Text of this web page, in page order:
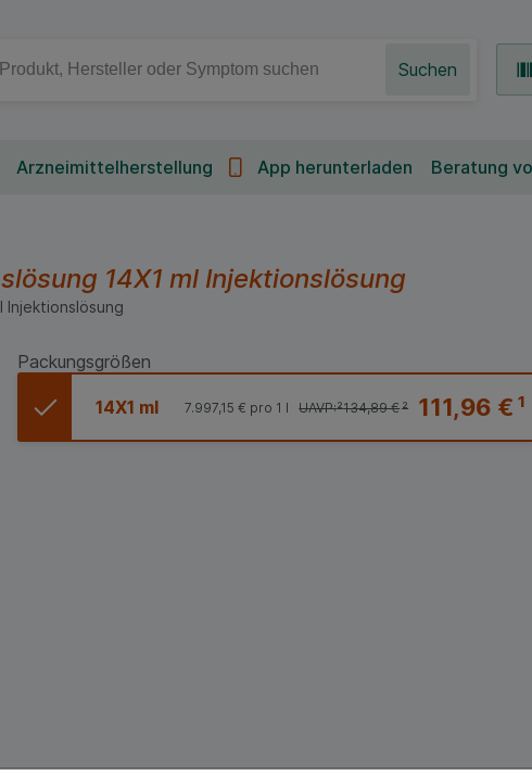
Suchen
Arzneimittelherstellung App herunterladen Beratung
14X1 ml Injektionslösung
Injektionslösung
Packungsgrößen
14X1 ml 111,96 €¹
UAVP:²134,89 €²
7.997,15 € pro 1 l